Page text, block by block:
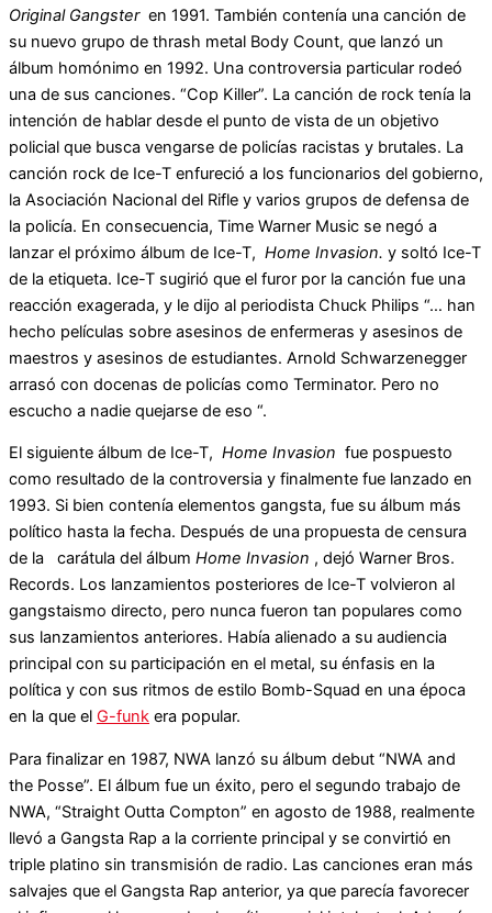
Original Gangsteren 1991. También contenía una canción de
su nuevo grupo de thrash metal Body Count, que lanzó un
álbum homónimo en 1992. Una controversia particular rodeó
una de sus canciones. “Cop Killer”. La canción de rock tenía la
intención de hablar desde el punto de vista de un objetivo
policial que busca vengarse de policías racistas y brutales. La
canción rock de Ice-T enfureció a los funcionarios del gobierno,
la Asociación Nacional del Rifle y varios grupos de defensa de
la policía. En consecuencia, Time Warner Music se negó a
lanzar el próximo álbum de Ice-T, Home Invasion. y soltó Ice-T
de la etiqueta. Ice-T sugirió que el furor por la canción fue una
reacción exagerada, y le dijo al periodista Chuck Philips “… han
hecho películas sobre asesinos de enfermeras y asesinos de
maestros y asesinos de estudiantes. Arnold Schwarzenegger
arrasó con docenas de policías como Terminator. Pero no
escucho a nadie quejarse de eso “.
El siguiente álbum de Ice-T, Home Invasion fue pospuesto
como resultado de la controversia y finalmente fue lanzado en
1993. Si bien contenía elementos gangsta, fue su álbum más
político hasta la fecha. Después de una propuesta de censura
de la carátula del álbum Home Invasion , dejó Warner Bros.
Records. Los lanzamientos posteriores de Ice-T volvieron al
gangstaismo directo, pero nunca fueron tan populares como
sus lanzamientos anteriores. Había alienado a su audiencia
principal con su participación en el metal, su énfasis en la
política y con sus ritmos de estilo Bomb-Squad en una época
en la que el G-funk era popular.
Para finalizar en 1987, NWA lanzó su álbum debut “NWA and
the Posse”. El álbum fue un éxito, pero el segundo trabajo de
NWA, “Straight Outta Compton” en agosto de 1988, realmente
llevó a Gangsta Rap a la corriente principal y se convirtió en
triple platino sin transmisión de radio. Las canciones eran más
salvajes que el Gangsta Rap anterior, ya que parecía favorecer